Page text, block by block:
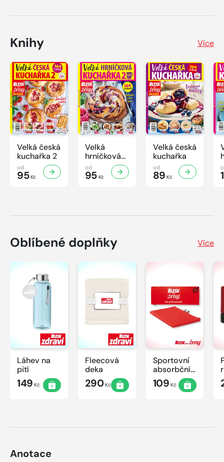
Knihy Více
Velká česká
kuchařka 2
od
95Kč
Velká
hrníčková
kuchařka II
od
95Kč
Velká česká
kuchařka
od
89 Kč
Oblíbené doplňky Více
Láhev na
pití
149 Kč
Fleecová
deka
290Kč
Sportovní
absorbční
ručník
109 Kč
Anotace